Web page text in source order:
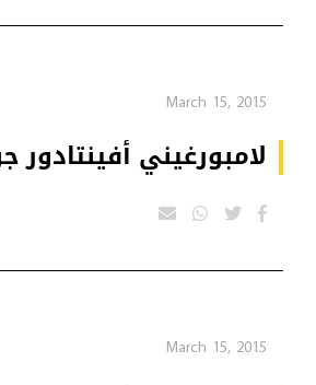
March 15, 2015
لامبورغيني أفينتادور جوتا
March 15, 2015